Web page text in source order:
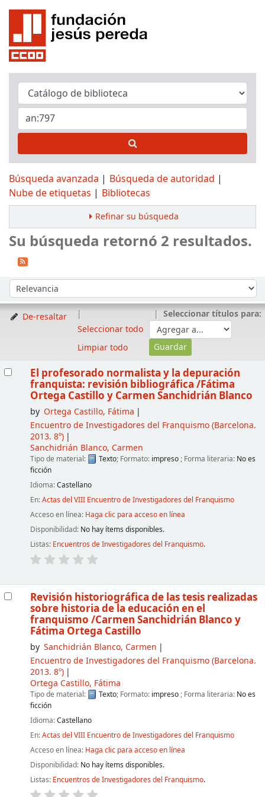
Búsqueda avanzada
Búsqueda de autoridad
Nube de etiquetas
Bibliotecas
Refinar su búsqueda
Su búsqueda retornó 2 resultados.
Ordenar por:
De-resaltar
Seleccionar todo
Limpiar todo
Seleccionar títulos para:
El profesorado normalista y la depuración
franquista: revisión bibliográfica /Fátima
Ortega Castillo y Carmen Sanchidrián Blanco
by Ortega Castillo, Fátima
Encuentro de Investigadores del Franquismo(Barcelona.
2013. 8º)
Sanchidrián Blanco, Carmen
Tipo de material: Texto; Formato: impreso ; Forma literaria: No es
ficción
Idioma:Castellano
En:Actas del VIII Encuentro de Investigadores del Franquismo
Acceso en línea: Haga clic para acceso en línea
Disponibilidad: No hay ítems disponibles.
Listas: Encuentros de Investigadores del Franquismo.
Revisión historiográfica de las tesis realizadas
sobre historia de la educación en el
franquismo /Carmen Sanchidrián Blanco y
Fátima Ortega Castillo
by Sanchidrián Blanco, Carmen
Encuentro de Investigadores del Franquismo(Barcelona.
2013. 8º)
Ortega Castillo, Fátima
Tipo de material: Texto; Formato: impreso ; Forma literaria: No es
ficción
Idioma:Castellano
En:Actas del VIII Encuentro de Investigadores del Franquismo
Acceso en línea: Haga clic para acceso en línea
Disponibilidad: No hay ítems disponibles.
Listas: Encuentros de Investigadores del Franquismo.